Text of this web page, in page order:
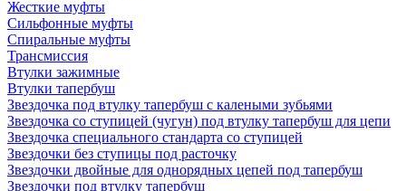
Жесткие муфты
Сильфонные муфты
Спиральные муфты
Трансмиссия
Втулки зажимные
Втулки тапербуш
Звездочка под втулку тапербуш c калеными зубьями
Звездочка со ступицей (чугун) под втулку тапербуш для цепи
Звездочка специального стандарта со ступицей
Звездочки без ступицы под расточку
Звездочки двойные для однорядных цепей под тапербуш
Звездочки под втулку тапербуш